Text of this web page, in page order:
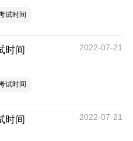
试时间
时间 2022-07-21
试时间
时间 2022-07-21